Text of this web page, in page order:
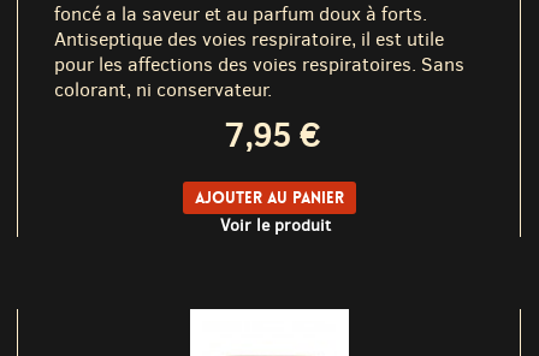
foncé a la saveur et au parfum doux à forts.
Antiseptique des voies respiratoire, il est utile
pour les affections des voies respiratoires. Sans
colorant, ni conservateur.
7,95 €
Ajouter au panier
Voir le produit